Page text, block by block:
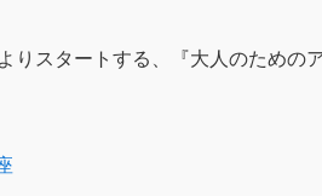
りスタートする、『大人のための